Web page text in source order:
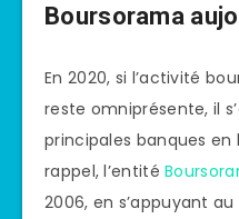
Boursorama
En 2020, si l’activité
reste omniprésente, il
principales banques en
rappel, l’entité
2006, en s’appuyant